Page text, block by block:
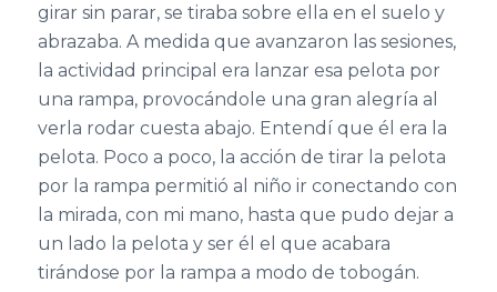
girar sin parar, se tiraba sobre ella en el suelo y
abrazaba. A medida que avanzaron las sesiones,
la actividad principal era lanzar esa pelota por
una rampa, provocándole una gran alegría al
verla rodar cuesta abajo. Entendí que él era la
pelota. Poco a poco, la acción de tirar la pelota
por la rampa permitió al niño ir conectando con
la mirada, con mi mano, hasta que pudo dejar a
un lado la pelota y ser él el que acabara
tirándose por la rampa a modo de tobogán.